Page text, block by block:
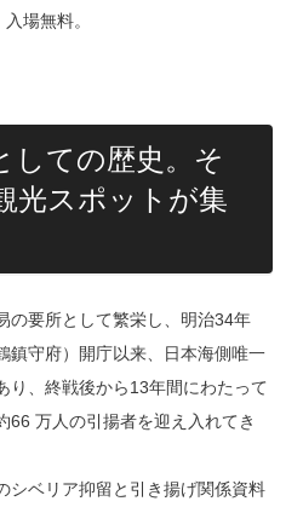
場無料。
しての歴史。そ
光スポットが集
の要所として繁栄し、明治34年
鎮守府）開庁以来、日本海側唯一
り、終戦後から13年間にわたって
66 万人の引揚者を迎え入れてき
シベリア抑留と引き揚げ関係資料